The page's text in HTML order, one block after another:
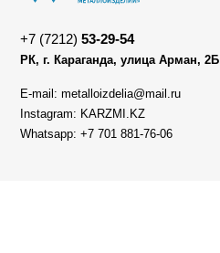
+7 (7212)53-29-54
РК, г. Караганда, улица Арман, 2Б
E-mail: metalloizdelia@mail.ru
Instagram: KARZMI.KZ
Whatsapp: +7 701 881-76-06